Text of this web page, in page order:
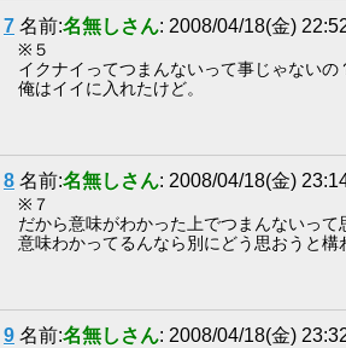
7 名前:名無しさん: 2008/04/18(金)
※５
イクナイってつまんないって事じゃないの
俺はイイに入れたけど。
8 名前:名無しさん: 2008/04/18(金)
※７
だから意味がわかった上でつまんないって
意味わかってるんなら別にどう思おうと構
9 名前:名無しさん: 2008/04/18(金)